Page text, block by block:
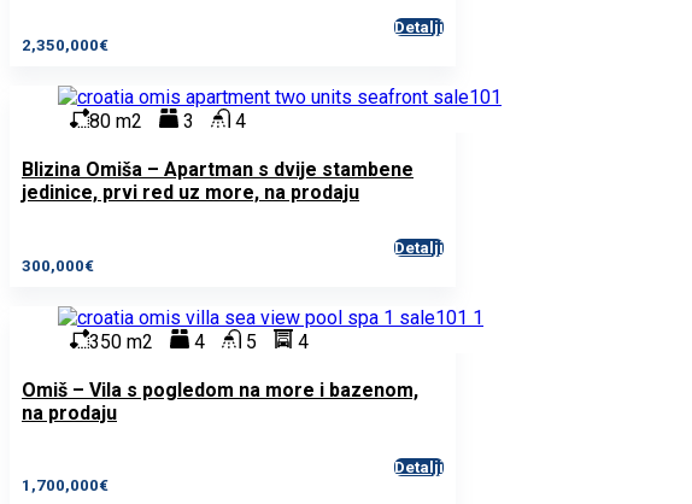
2,350,000€
Detalji
80 m2 3 4
Blizina Omiša – Apartman s dvije stambene
jedinice, prvi red uz more, na prodaju
300,000€
Detalji
350 m2 4 5 4
Omiš – Vila s pogledom na more i bazenom,
na prodaju
1,700,000€
Detalji